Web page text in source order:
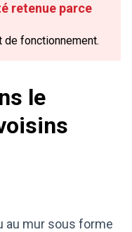
retenue parce
de fonctionnement.
le
au mur sous forme